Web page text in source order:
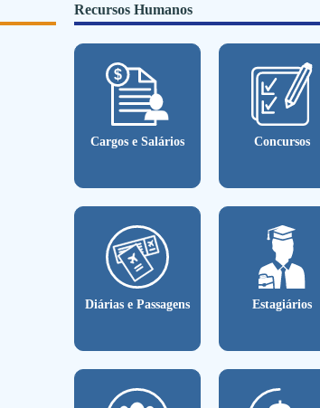
Recursos Humanos
Cargos e Salários Concursos
Diárias e Passagens Estagiários